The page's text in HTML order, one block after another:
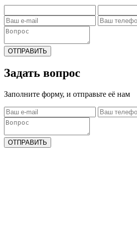
ОТПРАВИТЬ
Задать вопрос
Заполните форму, и отправьте её нам
ОТПРАВИТЬ